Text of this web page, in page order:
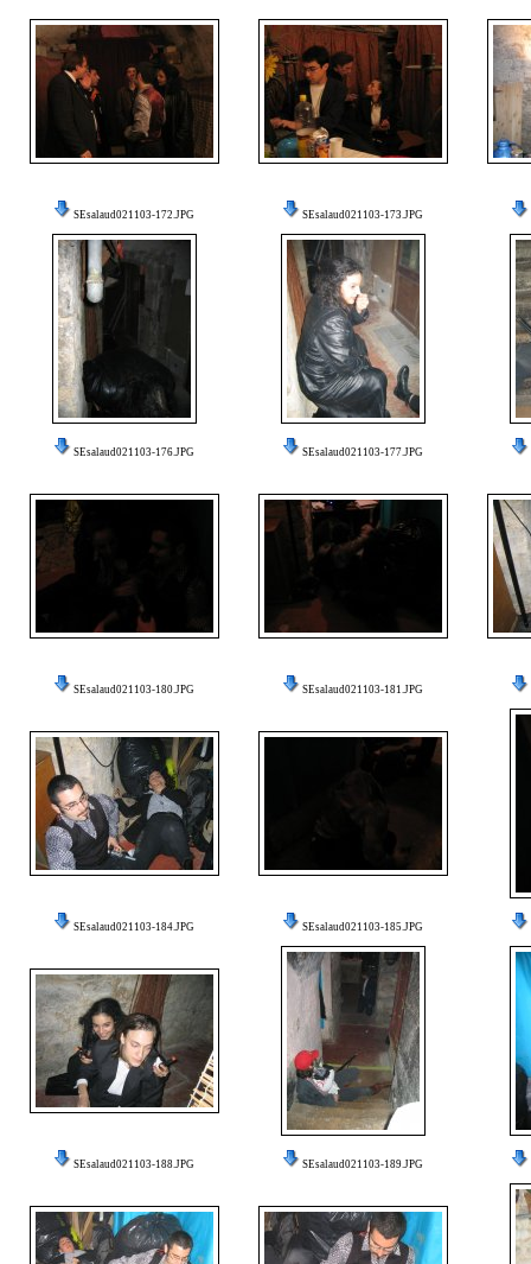
SEsalaud021103-172.JPG SEsalaud021103-173.JPG
SEsalaud021103-176.JPG SEsalaud021103-177.JPG
SEsalaud021103-180.JPG SEsalaud021103-181.JPG
SEsalaud021103-184.JPG SEsalaud021103-185.JPG
SEsalaud021103-188.JPG SEsalaud021103-189.JPG